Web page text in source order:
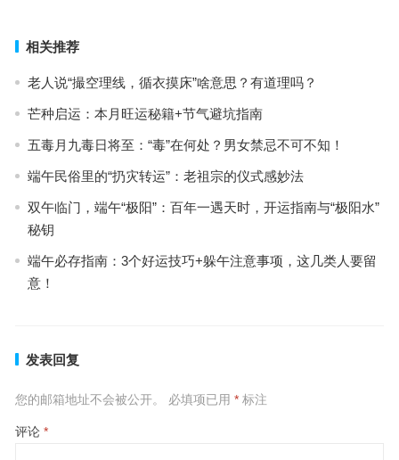
相关推荐
老人说“撮空理线，循衣摸床”啥意思？有道理吗？
芒种启运：本月旺运秘籍+节气避坑指南
五毒月九毒日将至：“毒”在何处？男女禁忌不可不知！
端午民俗里的“扔灾转运”：老祖宗的仪式感妙法
双午临门，端午“极阳”：百年一遇天时，开运指南与“极阳水”
秘钥
端午必存指南：3个好运技巧+躲午注意事项，这几类人要留
意！
发表回复
您的邮箱地址不会被公开。 必填项已用 *标注
评论 *